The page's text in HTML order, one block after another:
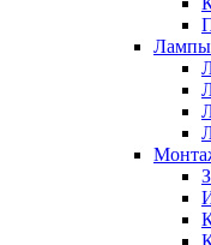
Лампы